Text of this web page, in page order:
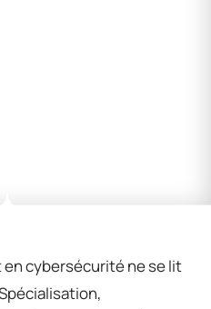
en cybersécurité ne se lit